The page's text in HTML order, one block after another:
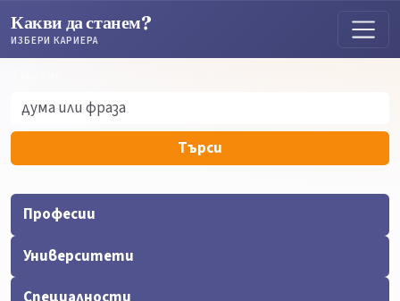
Какви да станем?
ИЗБЕРИ КАРИЕРА
Търси
Професии
Университети